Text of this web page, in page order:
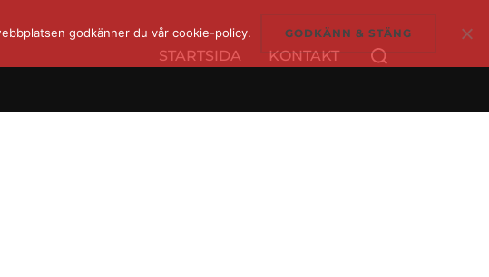
STARTSIDA KONTAKT
Sök
efter:
godkänner du vår cookie-policy. GODKÄNN & STÄNG